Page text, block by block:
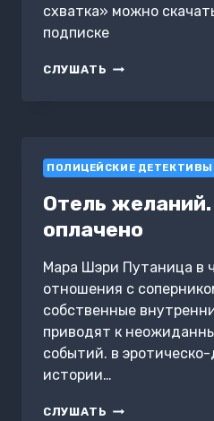
схватка» можно
подписке
СЛУШАТЬ ЖЕСТОКАЯ
ПОЛИЦЕЙСКИЕ ДЕТЕКТИВЫ
Отель
оплачено
Мара Шэри Путаница в
отношения с
собственные
приводят к
событий. в
истории…
СЛУШАТЬ ОТЕЛЬ